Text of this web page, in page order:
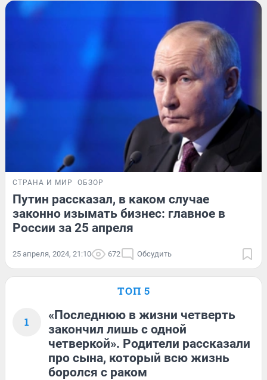
СТРАНА И МИР ОБЗОР
Путин рассказал, в каком случае
законно изымать бизнес: главное в
России за 25 апреля
25 апреля, 2024, 21:10 672 Обсудить
ТОП 5
1
«Последнюю в жизни четверть
закончил лишь с одной
четверкой». Родители рассказали
про сына, который всю жизнь
боролся с раком